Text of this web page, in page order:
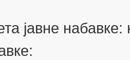
јавне